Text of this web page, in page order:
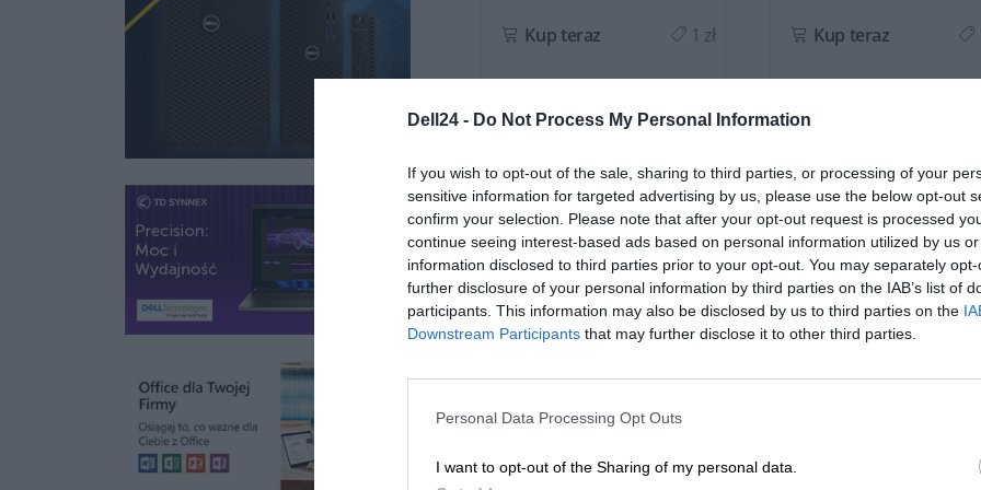
Dell24 - Do Not Process My Personal Information
If you wish to opt-out of the sale, sharing to third parties, or processing of your
sensitive information for targeted advertising by us, please use the below opt-out
confirm your selection. Please note that after your opt-out request is processed
continue seeing interest-based ads based on personal information utilized by us
information disclosed to third parties prior to your opt-out. You may separately
further disclosure of your personal information by third parties on the IAB’s list of
participants. This information may also be disclosed by us to third parties on the
Downstream Participants that may further disclose it to other third parties.
Personal Data Processing Opt Outs
I want to opt-out of the Sharing of my personal data.
1 zł Kup teraz 1 zł Kup teraz
OPIS SERII
Ciągle w drodze? Nie musisz się już martwić, czy bateria
Wysoka jakość ogniw
W sklepie DELL24 oferujemy wyłącznie produkty nowe, oparte na